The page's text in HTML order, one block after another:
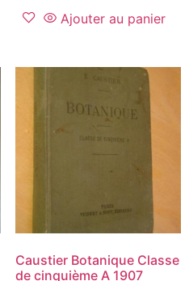
Ajouter au panier
Caustier Botanique Classe
de cinquième A 1907